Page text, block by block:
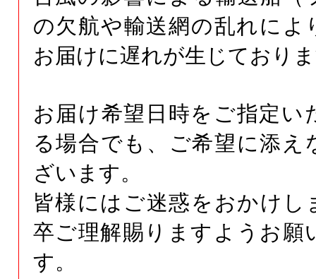
の欠航や輸送網の乱れによ
お届けに遅れが生じており
お届け希望日時をご指定い
る場合でも、ご希望に添え
ざいます。
皆様にはご迷惑をおかけし
卒ご理解賜りますようお願
す。